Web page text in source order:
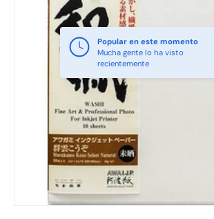
Popular en este momento
Mucha gente lo ha visto
recientemente